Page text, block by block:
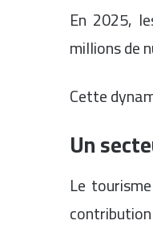
En 2025,
millions de
Cette
Un
Le